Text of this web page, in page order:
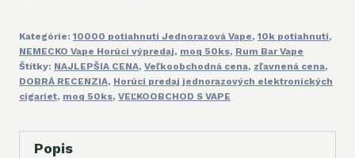
Kategórie: 10000 potiahnutí Jednorazová Vape, 10k potiahnutí,
NEMECKO Vape Horúci výpredaj, moq 50ks, Rum Bar Vape
Štítky: NAJLEPŠIA CENA, Veľkoobchodná cena, zľavnená cena,
DOBRÁ RECENZIA, Horúci predaj jednorazových elektronických
cigariet, moq 50ks, VEĽKOOBCHOD S VAPE
Popis